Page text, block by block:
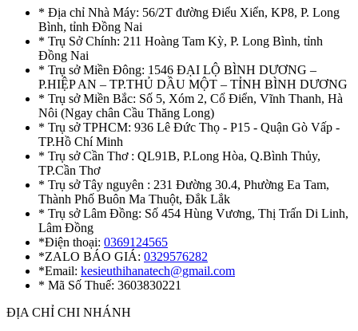
* Địa chỉ Nhà Máy: 56/2T đường Điểu Xiển, KP8, P. Long
Bình, tỉnh Đồng Nai
* Trụ Sở Chính: 211 Hoàng Tam Kỳ, P. Long Bình, tỉnh
Đồng Nai
* Trụ sở Miền Đông: 1546 ĐẠI LỘ BÌNH DƯƠNG –
P.HIỆP AN – TP.THỦ DẦU MỘT – TỈNH BÌNH DƯƠNG
* Trụ sở Miền Bắc: Số 5, Xóm 2, Cổ Điển, Vĩnh Thanh, Hà
Nôi (Ngay chân Cầu Thăng Long)
* Trụ sở TPHCM: 936 Lê Đức Thọ - P15 - Quận Gò Vấp -
TP.Hồ Chí Minh
* Trụ sở Cần Thơ : QL91B, P.Long Hòa, Q.Bình Thủy,
TP.Cần Thơ
* Trụ sở Tây nguyên : 231 Đường 30.4, Phường Ea Tam,
Thành Phố Buôn Ma Thuột, Đắk Lắk
* Trụ sở Lâm Đồng: Số 454 Hùng Vương, Thị Trấn Di Linh,
Lâm Đồng
*Điện thoại: 0369124565
*ZALO BÁO GIÁ: 0329576282
*Email: kesieuthihanatech@gmail.com
* Mã Số Thuế: 3603830221
ĐỊA CHỈ CHI NHÁNH